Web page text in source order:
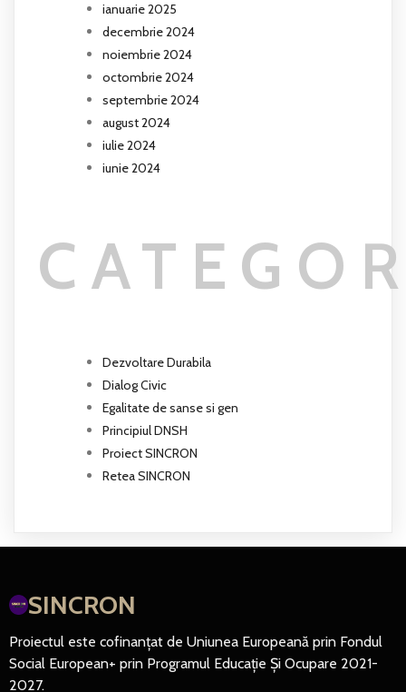
ianuarie 2025
decembrie 2024
noiembrie 2024
octombrie 2024
septembrie 2024
august 2024
iulie 2024
iunie 2024
Dezvoltare Durabila
Dialog Civic
Egalitate de sanse si gen
Principiul DNSH
Proiect SINCRON
Retea SINCRON
SINCRON
Proiectul este cofinanțat de Uniunea Europeană prin Fondul
Social European+ prin Programul Educație Și Ocupare 2021-
2027.